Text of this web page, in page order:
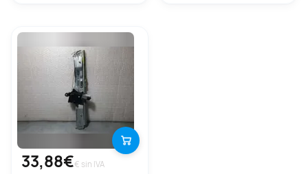
33,88€€ sin IVA